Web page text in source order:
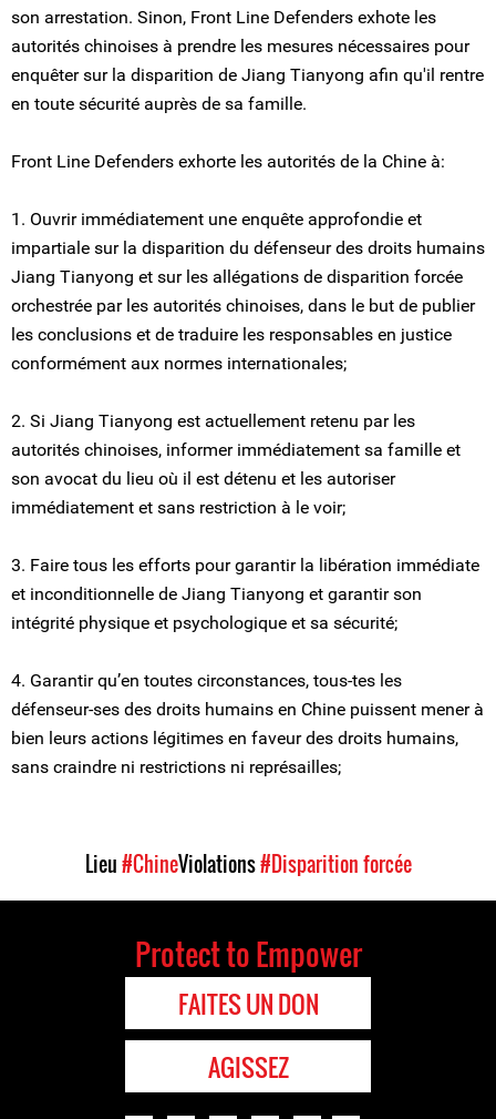
son arrestation. Sinon, Front Line Defenders exhote les
autorités chinoises à prendre les mesures nécessaires pour
enquêter sur la disparition de Jiang Tianyong afin qu'il rentre
en toute sécurité auprès de sa famille.
Front Line Defenders exhorte les autorités de la Chine à:
1. Ouvrir immédiatement une enquête approfondie et
impartiale sur la disparition du défenseur des droits humains
Jiang Tianyong et sur les allégations de disparition forcée
orchestrée par les autorités chinoises, dans le but de publier
les conclusions et de traduire les responsables en justice
conformément aux normes internationales;
2. Si Jiang Tianyong est actuellement retenu par les
autorités chinoises, informer immédiatement sa famille et
son avocat du lieu où il est détenu et les autoriser
immédiatement et sans restriction à le voir;
3. Faire tous les efforts pour garantir la libération immédiate
et inconditionnelle de Jiang Tianyong et garantir son
intégrité physique et psychologique et sa sécurité;
4. Garantir qu’en toutes circonstances, tous-tes les
défenseur-ses des droits humains en Chine puissent mener à
bien leurs actions légitimes en faveur des droits humains,
sans craindre ni restrictions ni représailles;
Lieu#ChineViolations#Disparition forcée
Protect to Empower
FAITES UN DON
AGISSEZ